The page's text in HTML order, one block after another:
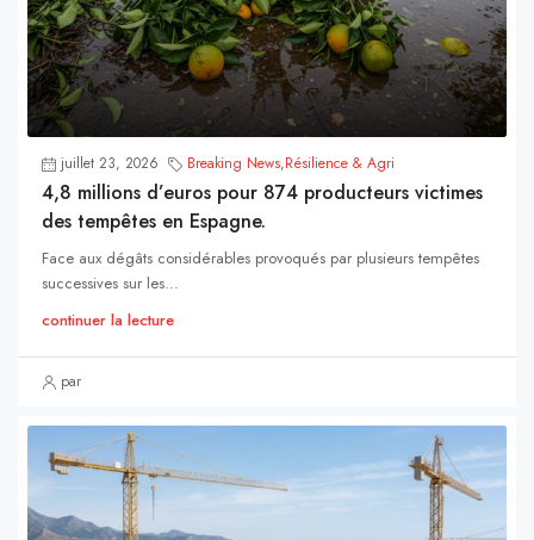
juillet 23, 2026 Breaking News,Résilience & Agri
4,8 millions d’euros pour 874 producteurs victimes
des tempêtes en Espagne.
Face aux dégâts considérables provoqués par plusieurs tempêtes
successives sur les...
continuer la lecture
par